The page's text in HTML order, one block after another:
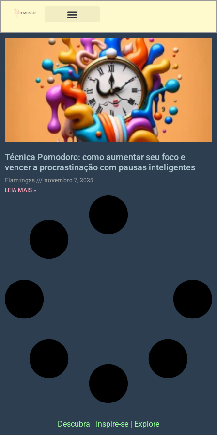
Técnica Pomodoro: como aumentar seu foco e
vencer a procrastinação com pausas inteligentes
Flamingas novembro 7, 2025
LEIA MAIS »
Descubra | Inspire-se | Explore